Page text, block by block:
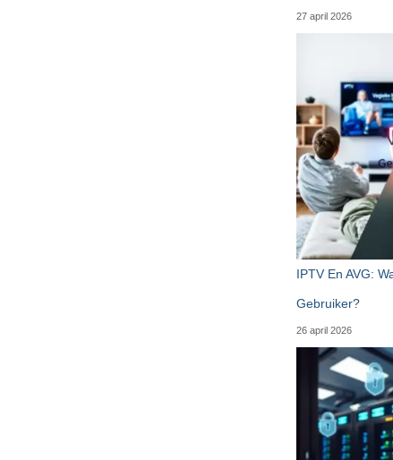
27 april 2026
IPTV En AVG:
Gebruiker?
26 april 2026